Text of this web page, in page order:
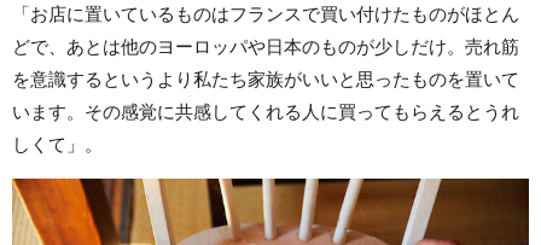
「お店に置いているものはフランスで買い付けたものがほとん
どで、あとは他のヨーロッパや日本のものが少しだけ。売れ筋
を意識するというより私たち家族がいいと思ったものを置いて
います。その感覚に共感してくれる人に買ってもらえるとうれ
しくて」。